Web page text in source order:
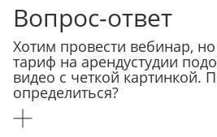
Вопрос-ответ
Хотим провести вебинар,
тариф на арендустудии
видео с четкой картинкой.
определиться?